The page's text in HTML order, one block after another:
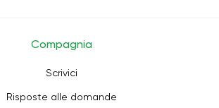
Compagnia
Scrivici
Risposte alle domande